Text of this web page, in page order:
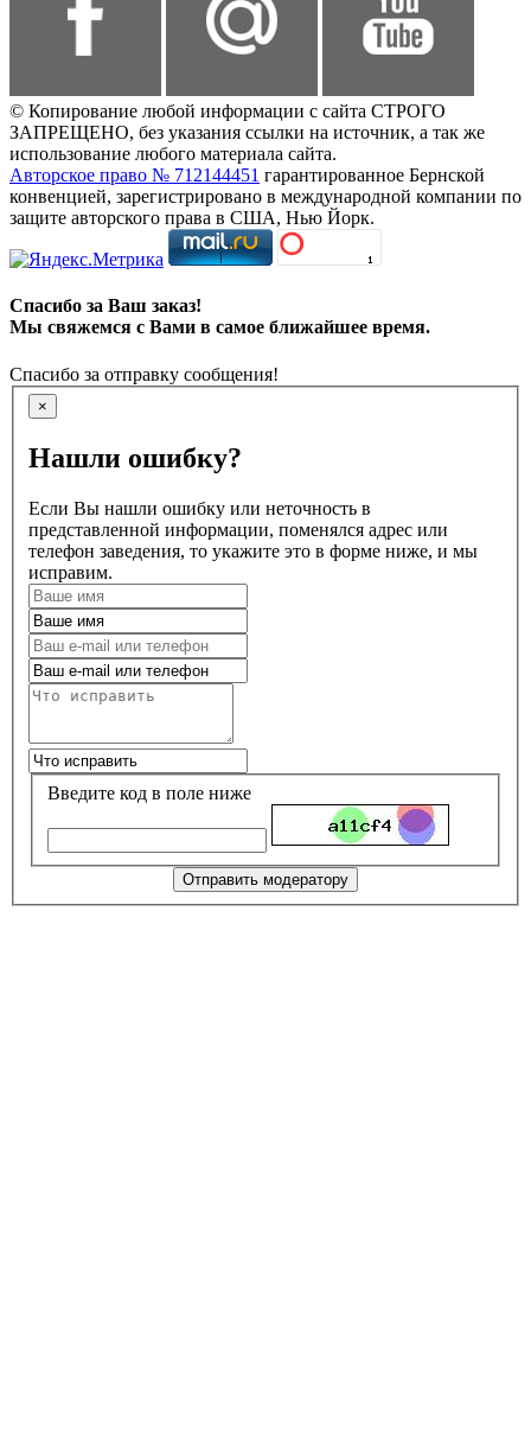
© Копирование любой информации с сайта СТРОГО
ЗАПРЕЩЕНО, без указания ссылки на источник, а так же
использование любого материала сайта.
Авторское право № 712144451 гарантированное Бернской
конвенцией, зарегистрировано в международной компании по
защите авторского права в США, Нью Йорк.
Спасибо за Ваш заказ!
Мы свяжемся с Вами в самое ближайшее время.
Спасибо за отправку сообщения!
×
Нашли ошибку?
Если Вы нашли ошибку или неточность в
представленной информации, поменялся адрес или
телефон заведения, то укажите это в форме ниже, и мы
исправим.
Введите код в поле ниже
Отправить модератору